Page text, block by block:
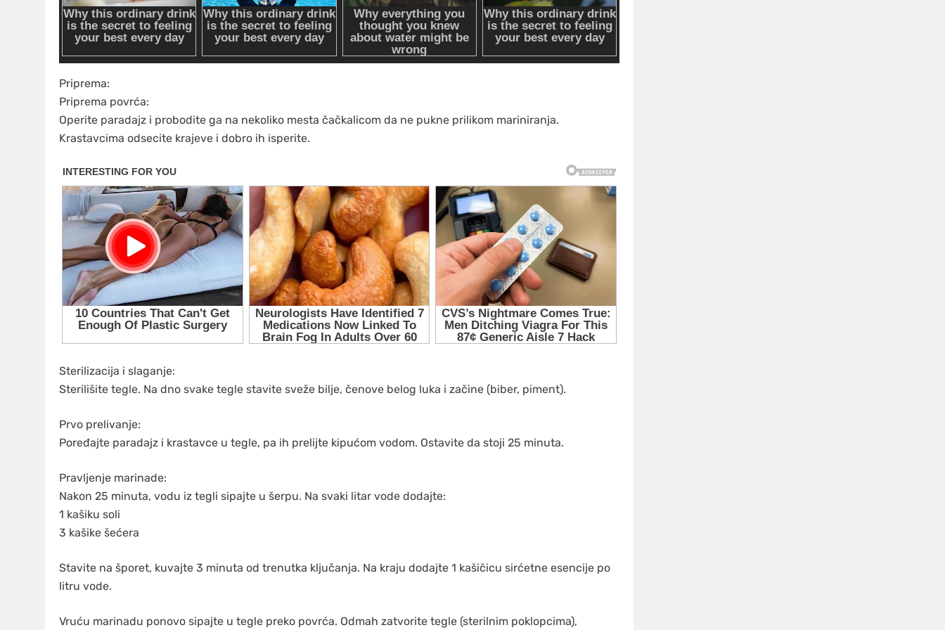
Priprema:
Priprema povrća:
Operite paradajz i probodite ga na nekoliko mesta čačkalicom da ne pukne prilikom mariniranja.
Krastavcima odsecite krajeve i dobro ih isperite.
Sterilizacija i slaganje:
Sterilišite tegle. Na dno svake tegle stavite sveže bilje, čenove belog luka i začine (biber, piment).
Prvo prelivanje:
Poređajte paradajz i krastavce u tegle, pa ih prelijte kipućom vodom. Ostavite da stoji 25 minuta.
Pravljenje marinade:
Nakon 25 minuta, vodu iz tegli sipajte u šerpu. Na svaki litar vode dodajte:
1 kašiku soli
3 kašike šećera
Stavite na šporet, kuvajte 3 minuta od trenutka ključanja. Na kraju dodajte 1 kašičicu sirćetne esencije po
litru vode.
Vruću marinadu ponovo sipajte u tegle preko povrća. Odmah zatvorite tegle (sterilnim poklopcima),